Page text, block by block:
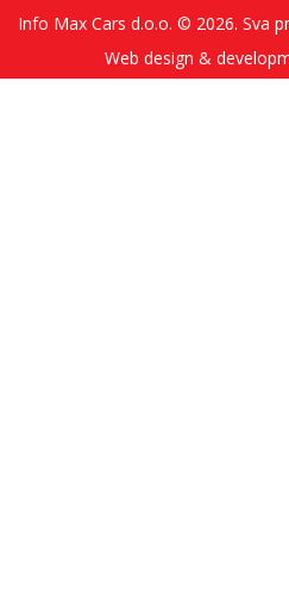
Info Max Cars d.o.o. © 2026. Sva
Web design &